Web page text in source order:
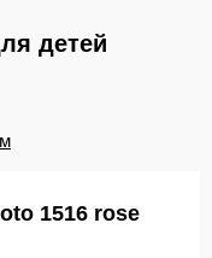
детей
1516 rose